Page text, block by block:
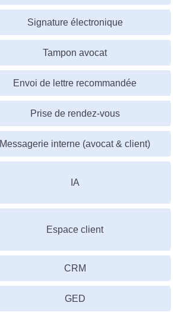
Signature électronique
Tampon avocat
Envoi de lettre recommandée
Prise de rendez-vous
Messagerie interne (avocat & client)
IA
Espace client
CRM
GED